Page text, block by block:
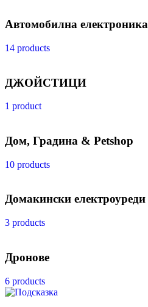
Автомобилна електроника
14 products
ДЖОЙСТИЦИ
1 product
Дом, Градина & Petshop
10 products
Домакински електроуреди
3 products
Дронове
6 products